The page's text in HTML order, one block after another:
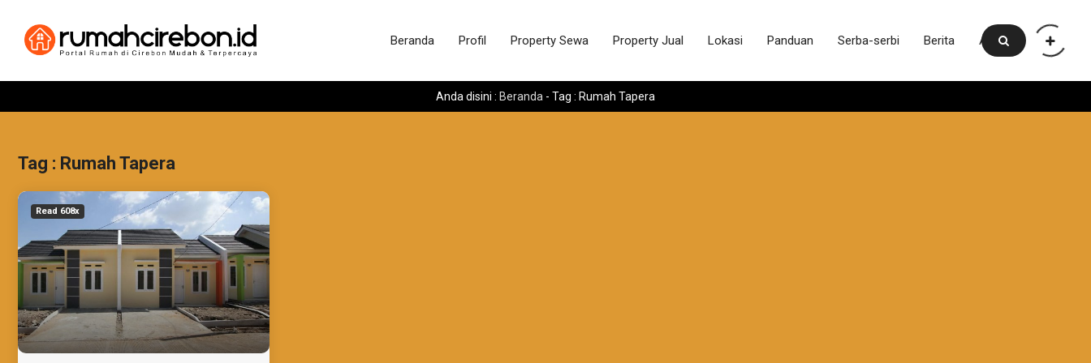
Beranda Profil Property Sewa Property Jual Lokasi Panduan Serba-serbi Berita Artikel
Anda disini : Beranda - Tag : Rumah Tapera
Tag : Rumah Tapera
Read 608x